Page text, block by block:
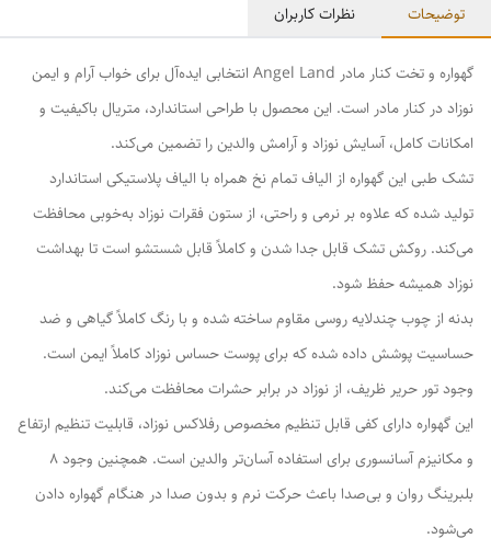
توضیحات نظرات کاربران
گهواره و تخت کنار مادر Angel Land انتخابی ایده‌آل برای خواب آرام و ایمن
نوزاد در کنار مادر است. این محصول با طراحی استاندارد، متریال باکیفیت و
امکانات کامل، آسایش نوزاد و آرامش والدین را تضمین می‌کند.
تشک طبی این گهواره از الیاف تمام نخ همراه با الیاف پلاستیکی استاندارد
تولید شده که علاوه بر نرمی و راحتی، از ستون فقرات نوزاد به‌خوبی محافظت
می‌کند. روکش تشک قابل جدا شدن و کاملاً قابل شستشو است تا بهداشت
نوزاد همیشه حفظ شود.
بدنه از چوب چندلایه روسی مقاوم ساخته شده و با رنگ کاملاً گیاهی و ضد
حساسیت پوشش داده شده که برای پوست حساس نوزاد کاملاً ایمن است.
وجود تور حریر ظریف، از نوزاد در برابر حشرات محافظت می‌کند.
این گهواره دارای کفی قابل تنظیم مخصوص رفلاکس نوزاد، قابلیت تنظیم ارتفاع
و مکانیزم آسانسوری برای استفاده آسان‌تر والدین است. همچنین وجود ۸
بلبرینگ روان و بی‌صدا باعث حرکت نرم و بدون صدا در هنگام گهواره دادن
می‌شود.